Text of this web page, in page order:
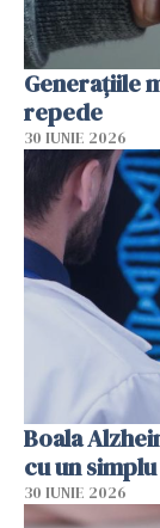
Generațiile
repede
30 IUNIE 2026
Boala
cu un
30 IUNIE 2026